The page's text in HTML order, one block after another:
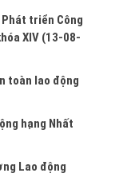
triển Công
XIV (13-08-
toàn lao động
hạng Nhất
Lao động